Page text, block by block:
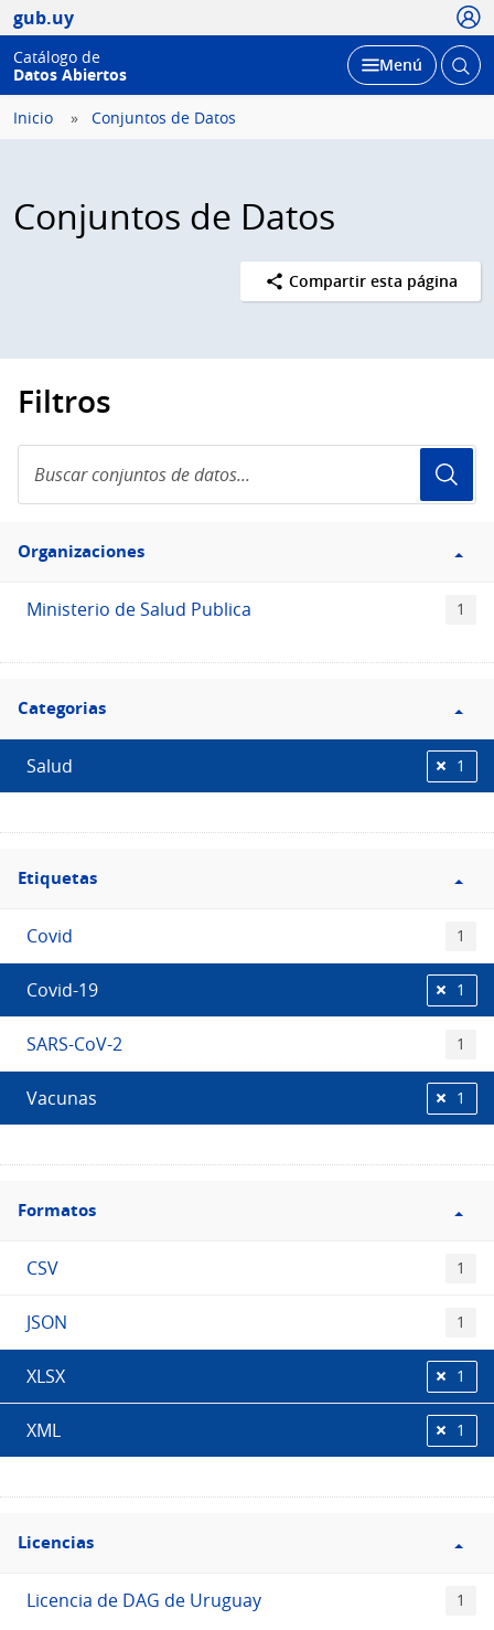
gub.uy
Catálogo de
Datos Abiertos
Desplegar
Menú Abrir
Inicio Conjuntos de Datos
Conjuntos de Datos
Compartir esta página
Filtros
conjuntos
de
Filtro
Organizaciones
Organizaciones
Ministerio de Salud Publica 1
Filtro
Categorias
Categorias
Salud 1
Filtro
Etiquetas
Etiquetas
Covid 1
Covid-19 1
SARS-CoV-2 1
Vacunas 1
Filtro
Formatos
Formatos
CSV 1
JSON 1
XLSX 1
XML 1
Filtro
Licencias
Licencias
Licencia de DAG de Uruguay 1